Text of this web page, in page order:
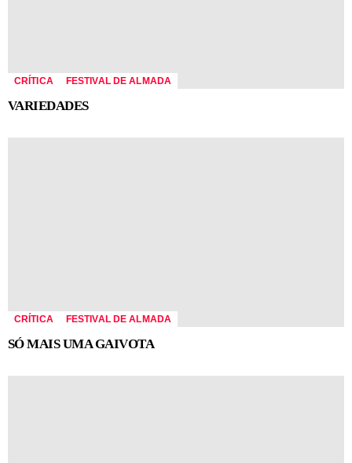
CRÍTICA FESTIVAL DE ALMADA
VARIEDADES
CRÍTICA FESTIVAL DE ALMADA
SÓ MAIS UMA GAIVOTA